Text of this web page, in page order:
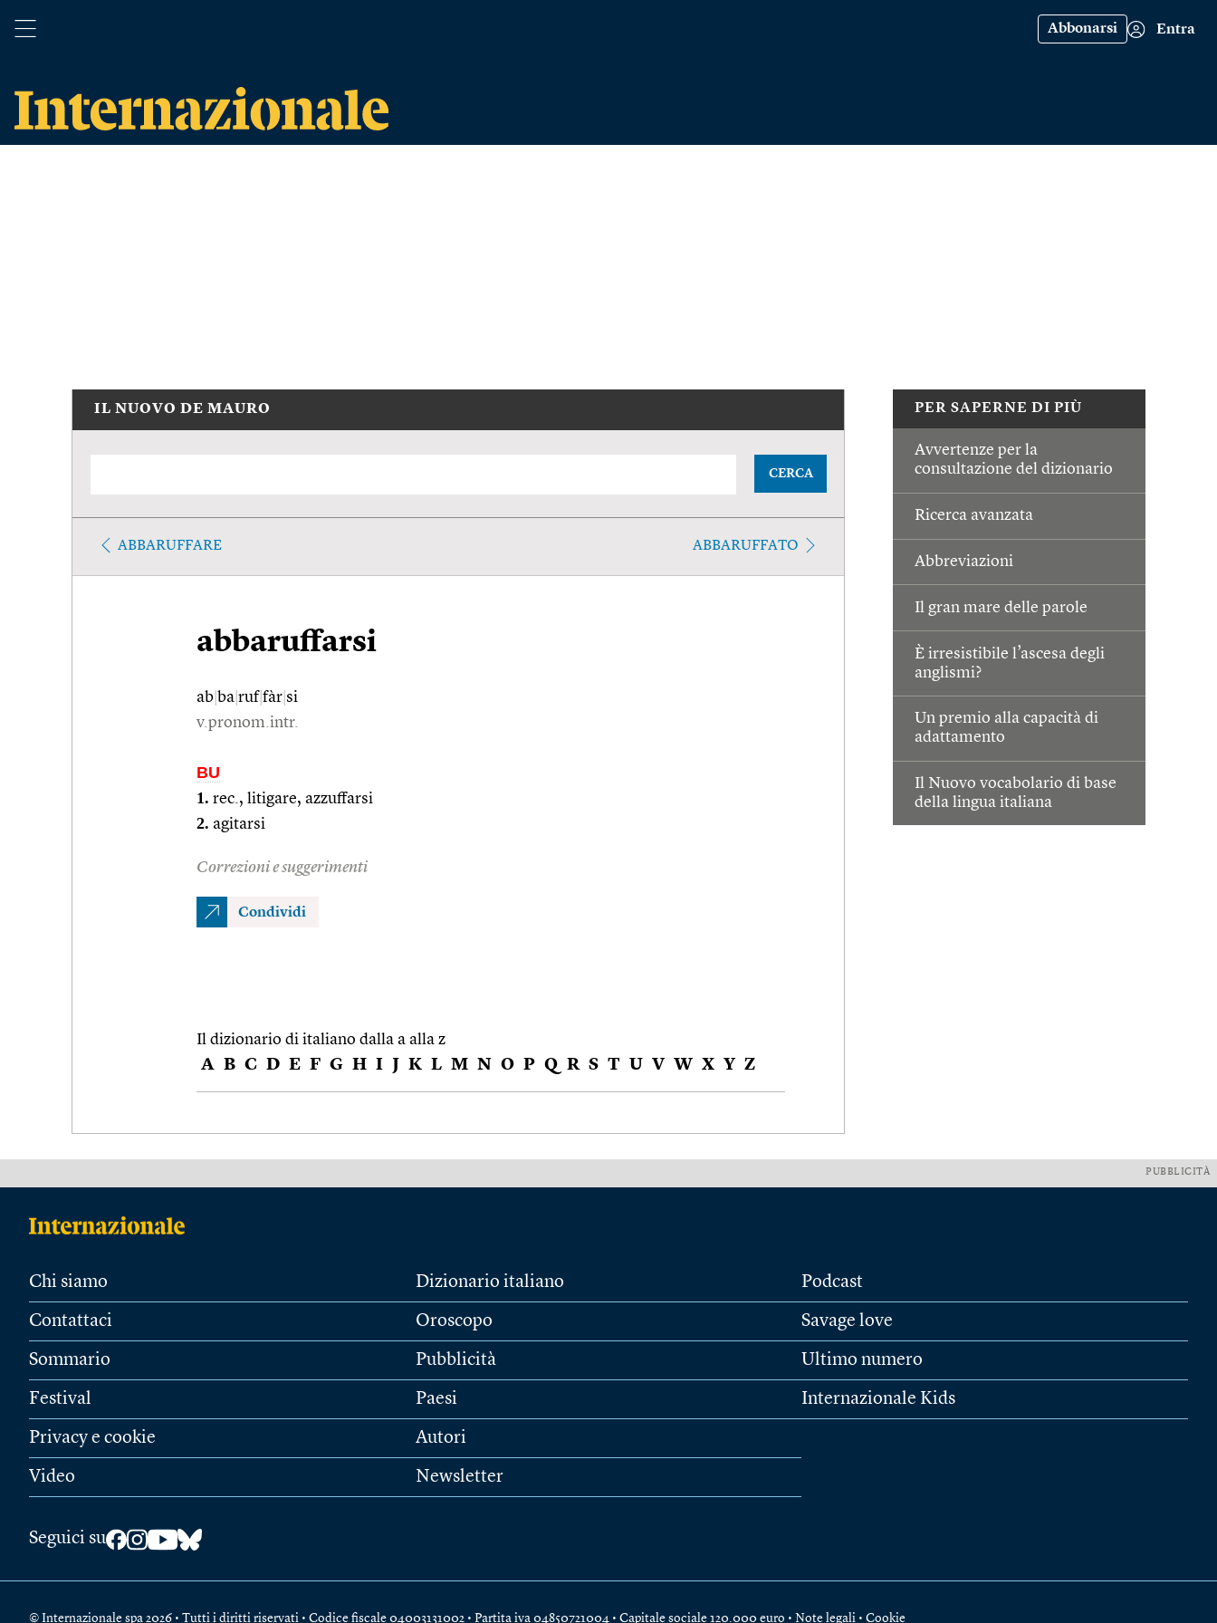
Abbonarsi Entra
PER SAPERNE DI PIÙ
Avvertenze per la
consultazione del dizionario
Ricerca avanzata
Abbreviazioni
Il gran mare delle parole
È irresistibile l’ascesa degli
anglismi?
Un premio alla capacità di
adattamento
Il Nuovo vocabolario di base
della lingua italiana
IL NUOVO DE MAURO
CERCA
ABBARUFFARE ABBARUFFATO
abbaruffarsi
ab ba ruf|fàr si
v.pronom.intr.
BU
1. rec., litigare, azzuffarsi
2. agitarsi
Correzioni e suggerimenti
Condividi
Il dizionario di italiano dalla a alla z
A B C D E F G H I J K L M N O P Q R S T U V W X Y Z
PUBBLICITÀ
Chi siamo
Contattaci
Sommario
Festival
Privacy e cookie
Video
Dizionario italiano
Oroscopo
Pubblicità
Paesi
Autori
Newsletter
Podcast
Savage love
Ultimo numero
Internazionale Kids
Seguici su
© Internazionale spa 2026 • Tutti i diritti riservati • Codice fiscale 04003131002 • Partita iva 04850721004 • Capitale sociale 120.000 euro • Note legali • Cookie